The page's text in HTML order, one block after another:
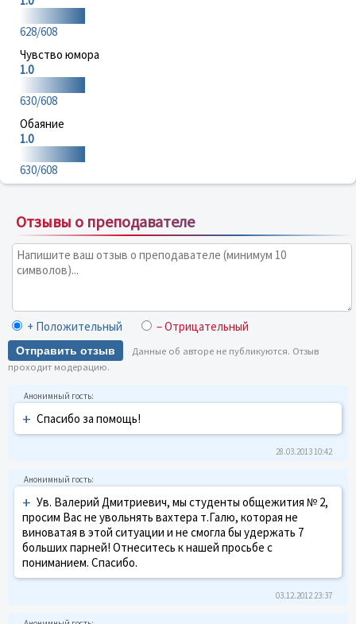
628/608
Чувство юмора
1.0
630/608
Обаяние
1.0
630/608
Отзывы о преподавателе
+ Положительный – Отрицательный
Отправить отзыв
Данные об авторе не публикуются. Отзыв
проходит модерацию.
+ Спасибо за помощь!
28.03.2013 10:42
+ Ув. Валерий Дмитриевич, мы студенты общежития № 2,
просим Вас не увольнять вахтера т.Галю, которая не
виноватая в этой ситуации и не смогла бы удержать 7
больших парней! Отнеситесь к нашей просьбе с
пониманием. Спасибо.
03.12.2012 23:37